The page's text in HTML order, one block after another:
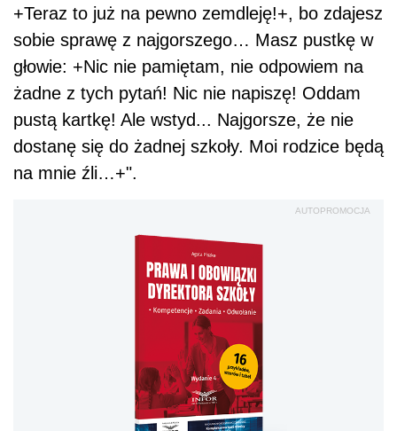
+Teraz to już na pewno zemdleję!+, bo zdajesz
sobie sprawę z najgorszego… Masz pustkę w
głowie: +Nic nie pamiętam, nie odpowiem na
żadne z tych pytań! Nic nie napiszę! Oddam
pustą kartkę! Ale wstyd... Najgorsze, że nie
dostanę się do żadnej szkoły. Moi rodzice będą
na mnie źli…+".
AUTOPROMOCJA